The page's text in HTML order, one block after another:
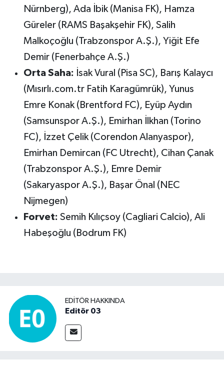
Nürnberg), Ada İbik (Manisa FK), Hamza
Güreler (RAMS Başakşehir FK), Salih
Malkoçoğlu (Trabzonspor A.Ş.), Yiğit Efe
Demir (Fenerbahçe A.Ş.)
Orta Saha: İsak Vural (Pisa SC), Barış Kalaycı
(Mısırlı.com.tr Fatih Karagümrük), Yunus
Emre Konak (Brentford FC), Eyüp Aydın
(Samsunspor A.Ş.), Emirhan İlkhan (Torino
FC), İzzet Çelik (Corendon Alanyaspor),
Emirhan Demircan (FC Utrecht), Cihan Çanak
(Trabzonspor A.Ş.), Emre Demir
(Sakaryaspor A.Ş.), Başar Önal (NEC
Nijmegen)
Forvet: Semih Kılıçsoy (Cagliari Calcio), Ali
Habeşoğlu (Bodrum FK)
EDITÖR HAKKINDA
Editör 03